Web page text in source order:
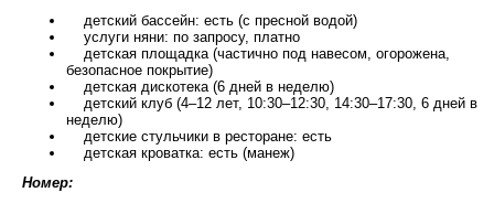
детский бассейн: есть (с пресной водой)
услуги няни: по запросу, платно
детская площадка (частично под навесом, огорожена,
безопасное покрытие)
детская дискотека (6 дней в неделю)
детский клуб (4–12 лет, 10:30–12:30, 14:30–17:30, 6 дней в
неделю)
детские стульчики в ресторане: есть
детская кроватка: есть (манеж)
Номер: